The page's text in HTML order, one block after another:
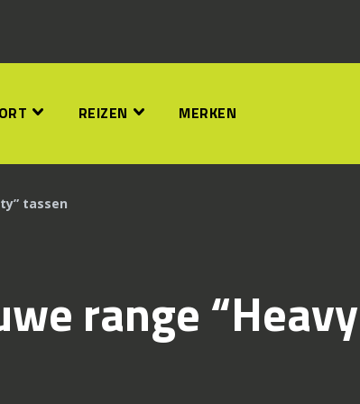
REIZEN MERKEN
tassen
range “Heavy